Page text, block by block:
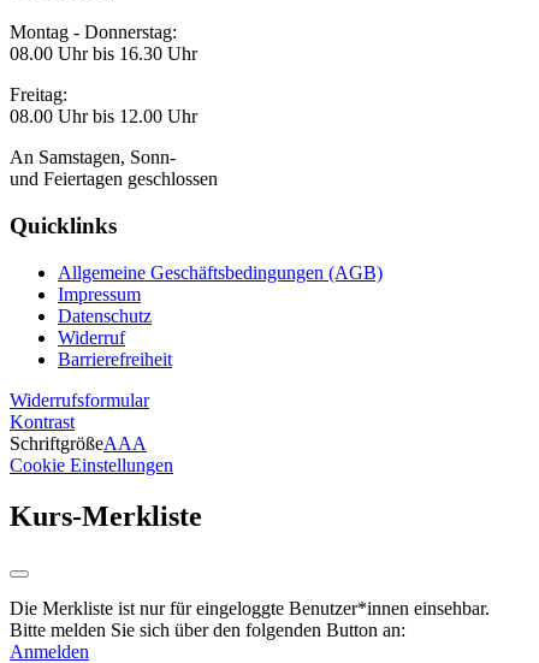
Montag - Donnerstag:
08.00 Uhr bis 16.30 Uhr
Freitag:
08.00 Uhr bis 12.00 Uhr
An Samstagen, Sonn-
und Feiertagen geschlossen
Quicklinks
Allgemeine Geschäftsbedingungen (AGB)
Impressum
Datenschutz
Widerruf
Barrierefreiheit
Widerrufsformular
Kontrast
SchriftgrößeAAA
Cookie Einstellungen
Kurs-Merkliste
Die Merkliste ist nur für eingeloggte Benutzer*innen einsehbar.
Bitte melden Sie sich über den folgenden Button an:
Anmelden